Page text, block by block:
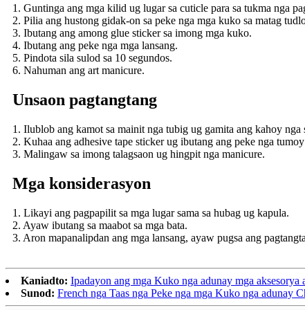
1. Guntinga ang mga kilid ug lugar sa cuticle para sa tukma nga
2. Pilia ang hustong gidak-on sa peke nga mga kuko sa matag
3. Ibutang ang among glue sticker sa imong mga kuko.
4. Ibutang ang peke nga mga lansang.
5. Pindota sila sulod sa 10 segundos.
6. Nahuman ang art manicure.
Unsaon pagtangtang
1. Ilublob ang kamot sa mainit nga tubig ug gamita ang kahoy
2. Kuhaa ang adhesive tape sticker ug ibutang ang peke nga
3. Malingaw sa imong talagsaon ug hingpit nga manicure.
Mga konsiderasyon
1. Likayi ang pagpapilit sa mga lugar sama sa hubag ug kapula.
2. Ayaw ibutang sa maabot sa mga bata.
3. Aron mapanalipdan ang mga lansang, ayaw pugsa ang
Kaniadto: Ipadayon ang mga Kuko nga adunay mga aksesorya
Sunod: French nga Taas nga Peke nga mga Kuko nga adunay